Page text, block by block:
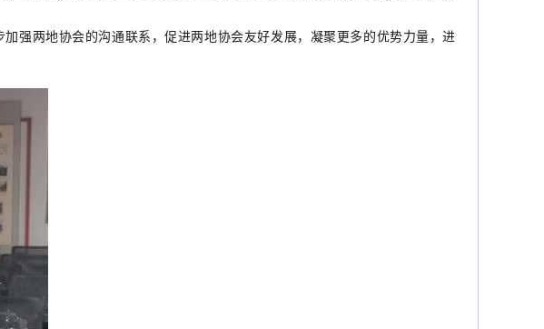
两地协会的沟通联系，促进两地协会友好发展，凝聚更多的优势力量，进